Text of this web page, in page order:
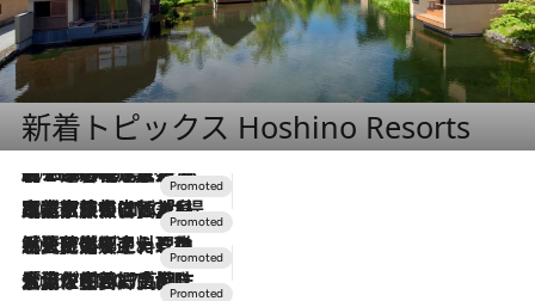
新着トピックス Hoshino Resorts
2026.8.7
【トンボの足水浴】ヒノキの香りに包まれて涼感マックス！約13℃の湧水かけ流しを避暑地「星野温泉 トンボの湯」で体験
2026.7.31
【ホテル帰省】という選択肢をOMOが提案。家族とほどよい距離を保つには「昼は実家、夜は気兼ねなくホテルで！」
2026.7.24
【夏限定ディナーコース】旬を迎える稚鮎や花ズッキーニなどをイタリア・トスカーナの郷土料理の手法で満喫！
2026.7.17
「土佐和ハーブかき氷」がOMO7高知に登場！生姜、山椒、大葉など目にも舌にも涼を呼ぶ郷土の味